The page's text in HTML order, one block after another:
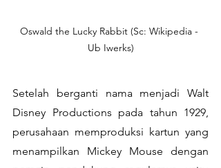
Oswald the Lucky Rabbit (Sc: Wikipedia -
Ub Iwerks)
Setelah berganti nama menjadi Walt
Disney Productions pada tahun 1929,
perusahaan memproduksi kartun yang
menampilkan Mickey Mouse dengan